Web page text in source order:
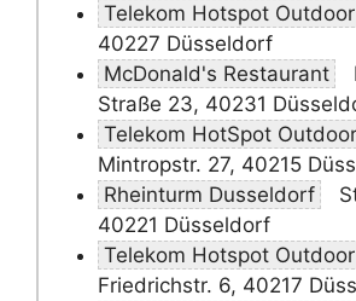
Telekom Hotspot Outdoor
40227 Düsseldorf
McDonald's Restaurant
Straße 23, 40231
Telekom HotSpot Outdoor
Mintropstr. 27, 40215
Rheinturm Dusseldorf
40221 Düsseldorf
Telekom Hotspot Outdoor
Friedrichstr. 6, 40217